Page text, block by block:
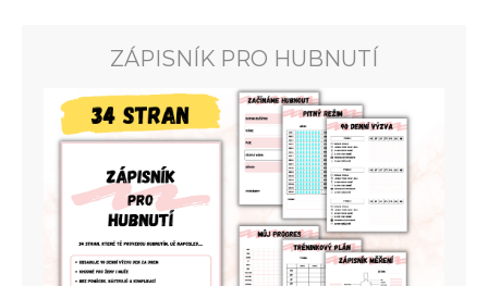
ZÁPISNÍK PRO HUBNUTÍ